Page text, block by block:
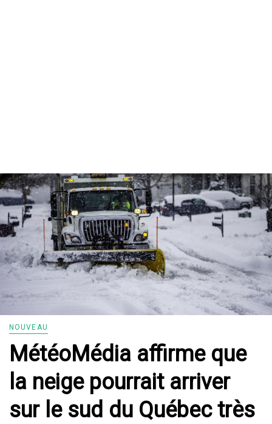
NOUVEAU
MétéoMédia affirme que
la neige pourrait arriver
sur le sud du Québec très